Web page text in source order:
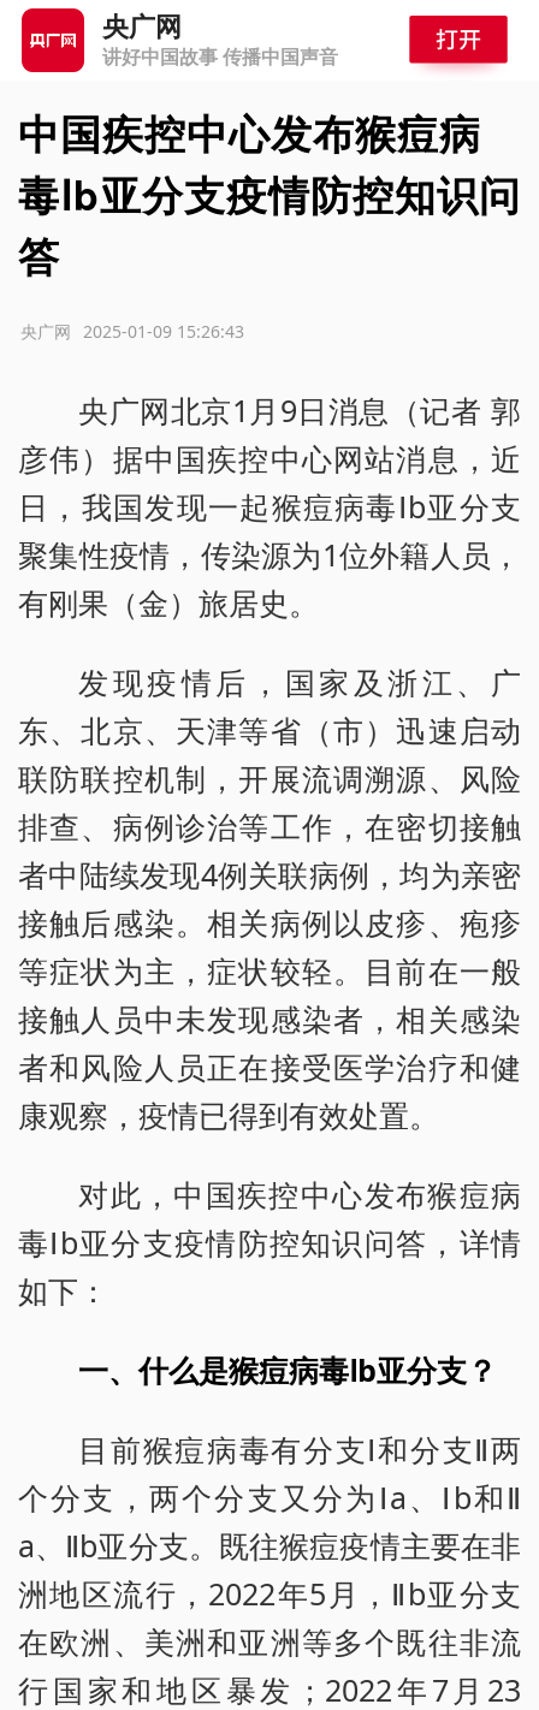
央广网
讲好中国故事 传播中国声音
中国疾控中心发布猴痘病
毒Ⅰb亚分支疫情防控知识问
答
2025-01-09 15:26:43
央广网
央广网北京1月9日消息（记者 郭
彦伟）据中国疾控中心网站消息，近
日，我国发现一起猴痘病毒Ⅰb亚分支
聚集性疫情，传染源为1位外籍人员，
有刚果（金）旅居史。
发现疫情后，国家及浙江、广
东、北京、天津等省（市）迅速启动
联防联控机制，开展流调溯源、风险
排查、病例诊治等工作，在密切接触
者中陆续发现4例关联病例，均为亲密
接触后感染。相关病例以皮疹、疱疹
等症状为主，症状较轻。目前在一般
接触人员中未发现感染者，相关感染
者和风险人员正在接受医学治疗和健
康观察，疫情已得到有效处置。
对此，中国疾控中心发布猴痘病
毒Ⅰb亚分支疫情防控知识问答，详情
如下：
一、什么是猴痘病毒Ⅰb亚分支？
目前猴痘病毒有分支Ⅰ和分支Ⅱ两
个分支，两个分支又分为Ⅰa、Ⅰb和Ⅱ
a、Ⅱb亚分支。既往猴痘疫情主要在非
洲地区流行，2022年5月，Ⅱb亚分支
在欧洲、美洲和亚洲等多个既往非流
行国家和地区暴发；2022年7月23